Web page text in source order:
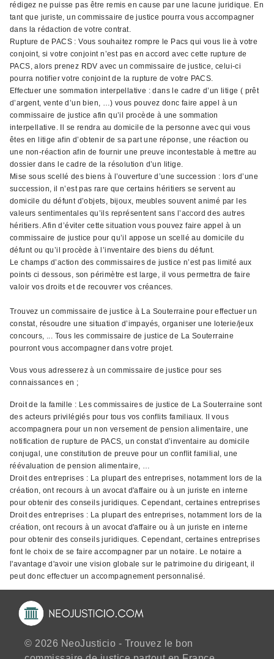
rédigez ne puisse pas être remis en cause par une lacune juridique. En
tant que juriste, un commissaire de justice pourra vous accompagner
dans la rédaction de votre contrat.
Rupture de PACS : Vous souhaitez rompre le Pacs qui vous lie à votre
conjoint, si votre conjoint n’est pas en accord avec cette rupture de
PACS, alors prenez RDV avec un commissaire de justice, celui-ci
pourra notifier votre conjoint de la rupture de votre PACS.
Effectuer une sommation interpellative : dans le cadre d’un litige ( prêt
d’argent, vente d’un bien, …) vous pouvez donc faire appel à un
commissaire de justice afin qu’il procède à une sommation
interpellative. Il se rendra au domicile de la personne avec qui vous
êtes en litige afin d’obtenir de sa part une réponse, une réaction ou
une non-réaction afin de fournir une preuve incontestable à mettre au
dossier dans le cadre de la résolution d’un litige.
Mise sous scellé des biens à l’ouverture d’une succession : lors d’une
succession, il n’est pas rare que certains héritiers se servent au
domicile du défunt d’objets, bijoux, meubles souvent animé par les
valeurs sentimentales qu’ils représentent sans l’accord des autres
héritiers. Afin d’éviter cette situation vous pouvez faire appel à un
commissaire de justice pour qu’il appose un scellé au domicile du
défunt ou qu’il procède à l’inventaire des biens du défunt.
Le champs d’action des commissaires de justice n’est pas limité aux
points ci dessous, son périmètre est large, il vous permettra de faire
valoir vos droits et de recouvrer vos créances.
Trouvez un commissaire de justice à La Souterraine pour effectuer un
constat, résoudre une situation d’impayés, organiser une loterie/jeux
concours, ... Tous les commissaire de justice de La Souterraine
pourront vous accompagner dans votre projet.
Vous vous adresserez à un commissaire de justice pour ses
connaissances en ;
Droit de la famille : Les commissaires de justice de La Souterraine sont
des acteurs privilégiés pour tous vos conflits familiaux. Il vous
accompagnera pour un non versement de pension alimentaire, une
notification de rupture de PACS, un constat d’inventaire au domicile
conjugal, une constitution de preuve pour un conflit familial, une
réévaluation de pension alimentaire, …
Droit des entreprises : La plupart des entreprises, notamment lors de la
création, ont recours à un avocat d'affaire ou à un juriste en interne
pour obtenir des conseils juridiques. Cependant, certaines entreprises
Droit des entreprises : La plupart des entreprises, notamment lors de la
création, ont recours à un avocat d'affaire ou à un juriste en interne
pour obtenir des conseils juridiques. Cependant, certaines entreprises
font le choix de se faire accompagner par un notaire. Le notaire a
l'avantage d'avoir une vision globale sur le patrimoine du dirigeant, il
peut donc effectuer un accompagnement personnalisé.
© 2026 NeoJusticio - Trouvez le bon